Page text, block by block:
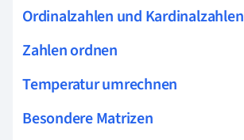
Ordinalzahlen und Kardinalzahlen
Zahlen ordnen
Temperatur umrechnen
Besondere Matrizen